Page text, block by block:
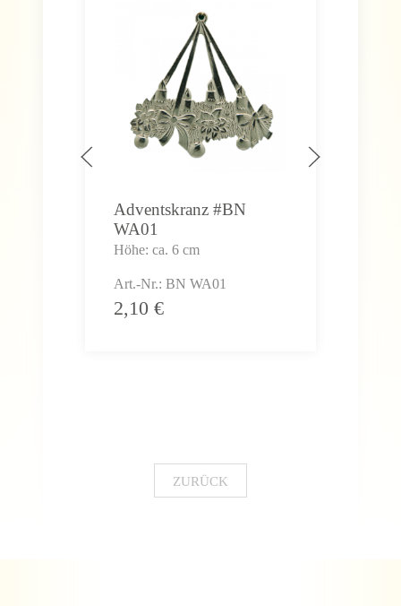
Adventskranz #BN
WA01
Höhe: ca. 6 cm
Art.-Nr.: BN WA01
2,10 €
ZURÜCK